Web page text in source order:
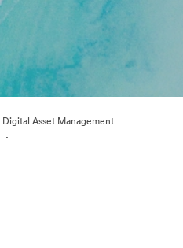
Asset Management
·